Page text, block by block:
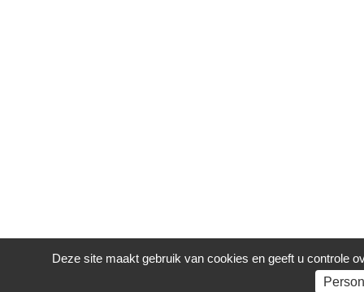
Deze site maakt gebruik van cookies en geeft u controle